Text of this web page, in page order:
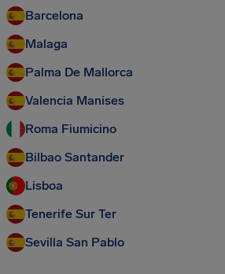
Barcelona
Malaga
Palma De Mallorca
Valencia Manises
Roma Fiumicino
Bilbao Santander
Lisboa
Tenerife Sur Ter
Sevilla San Pablo